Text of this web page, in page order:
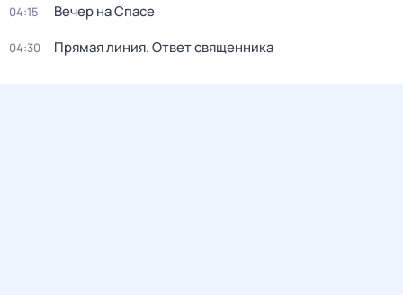
04:15 Вечер на Спасе
04:30 Прямая линия. Ответ священника